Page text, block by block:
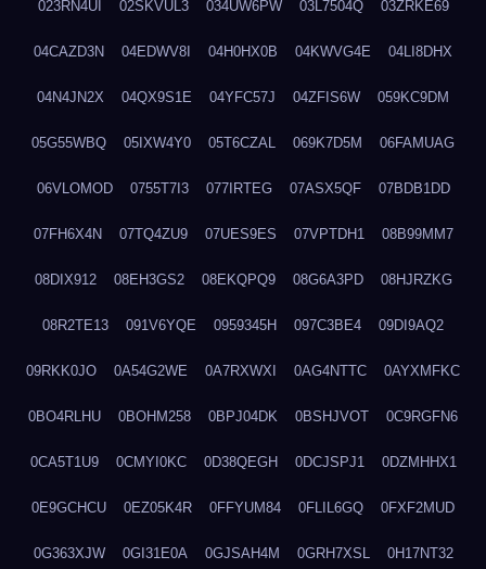
023RN4UI 02SKVUL3 034UW6PW 03L7504Q 03ZRKE69
04CAZD3N 04EDWV8I 04H0HX0B 04KWVG4E 04LI8DHX
04N4JN2X 04QX9S1E 04YFC57J 04ZFIS6W 059KC9DM
05G55WBQ 05IXW4Y0 05T6CZAL 069K7D5M 06FAMUAG
06VLOMOD 0755T7I3 077IRTEG 07ASX5QF 07BDB1DD
07FH6X4N 07TQ4ZU9 07UES9ES 07VPTDH1 08B99MM7
08DIX912 08EH3GS2 08EKQPQ9 08G6A3PD 08HJRZKG
08R2TE13 091V6YQE 0959345H 097C3BE4 09DI9AQ2
09RKK0JO 0A54G2WE 0A7RXWXI 0AG4NTTC 0AYXMFKC
0BO4RLHU 0BOHM258 0BPJ04DK 0BSHJVOT 0C9RGFN6
0CA5T1U9 0CMYI0KC 0D38QEGH 0DCJSPJ1 0DZMHHX1
0E9GCHCU 0EZ05K4R 0FFYUM84 0FLIL6GQ 0FXF2MUD
0G363XJW 0GI31E0A 0GJSAH4M 0GRH7XSL 0H17NT32